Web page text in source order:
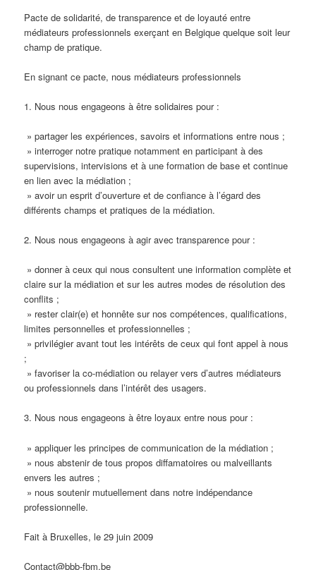
Pacte de solidarité, de transparence et de loyauté entre
médiateurs professionnels exerçant en Belgique quelque soit leur
champ de pratique.
En signant ce pacte, nous médiateurs professionnels
1. Nous nous engageons à être solidaires pour :
» partager les expériences, savoirs et informations entre nous ;
» interroger notre pratique notamment en participant à des
supervisions, intervisions et à une formation de base et continue
en lien avec la médiation ;
» avoir un esprit d’ouverture et de confiance à l’égard des
différents champs et pratiques de la médiation.
2. Nous nous engageons à agir avec transparence pour :
» donner à ceux qui nous consultent une information complète et
claire sur la médiation et sur les autres modes de résolution des
conflits ;
» rester clair(e) et honnête sur nos compétences, qualifications,
limites personnelles et professionnelles ;
» privilégier avant tout les intérêts de ceux qui font appel à nous
;
» favoriser la co-médiation ou relayer vers d’autres médiateurs
ou professionnels dans l’intérêt des usagers.
3. Nous nous engageons à être loyaux entre nous pour :
» appliquer les principes de communication de la médiation ;
» nous abstenir de tous propos diffamatoires ou malveillants
envers les autres ;
» nous soutenir mutuellement dans notre indépendance
professionnelle.
Fait à Bruxelles, le 29 juin 2009
Contact@bbb-fbm.be